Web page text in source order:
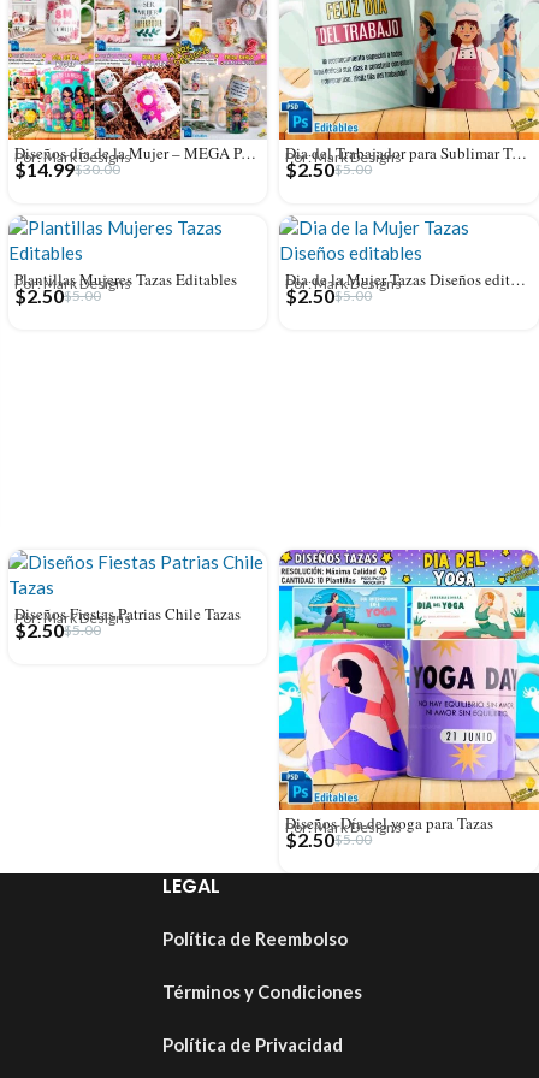
Diseños día de la Mujer – MEGA PACK
Por: Mark Designs
$30.00
$14.99
Dia del Trabajador para Sublimar Tazas
Por: Mark Designs
$5.00
$2.50
Plantillas Mujeres Tazas Editables
Por: Mark Designs
$5.00
$2.50
Dia de la Mujer Tazas Diseños editables
Por: Mark Designs
$5.00
$2.50
Diseños Fiestas Patrias Chile Tazas
Por: Mark Designs
$5.00
$2.50
Diseños Día del yoga para Tazas
Por: Mark Designs
$5.00
$2.50
LEGAL
Política de Reembolso
Términos y Condiciones
Política de Privacidad